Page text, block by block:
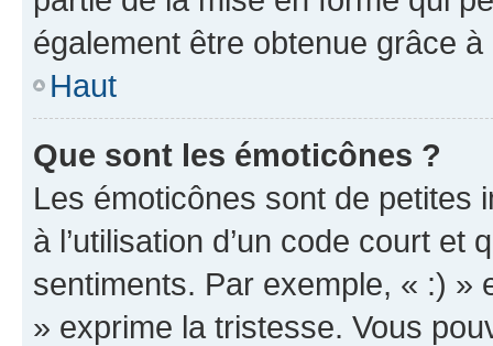
également être obtenue grâce à
Haut
Que sont les émoticônes ?
Les émoticônes sont de petites
à l’utilisation d’un code court et
sentiments. Par exemple, « :) »
» exprime la tristesse. Vous